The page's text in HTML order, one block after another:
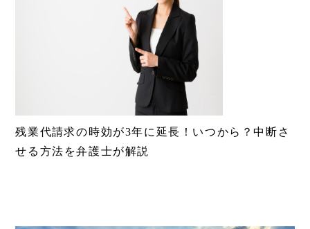
残業代請求の時効が3年に延長！いつから？中断さ
せる方法を弁護士が解説